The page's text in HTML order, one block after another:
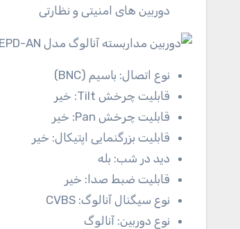
دوربین های امنیتی و نظارتی
نوع اتصال: باسیم (BNC)
قابلیت چرخش Tilt:
خیر
قابلیت چرخش Pan:
خیر
قابلیت بزرگنمایی اپتیکال: خیر
دید در شب: بله
قابلیت ضبط صدا: خیر
نوع سیگنال آنالوگ: CVBS
نوع دوربین: آنالوگ